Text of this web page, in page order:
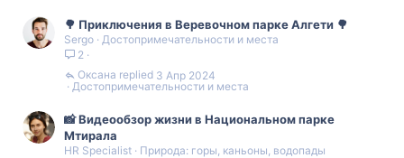
🌳 Приключения в Веревочном парке Алгети 🌳
Sergo
Достопримечательности и места
2
Достопримечательности и места
3 Апр 2024
Оксана
📸 Видеообзор жизни в Национальном парке
Мтирала
HR Specialist
Природа: горы, каньоны, водопады